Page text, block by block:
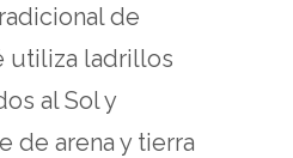
de
utiliza ladrillos
al Sol y
de arena y tierra